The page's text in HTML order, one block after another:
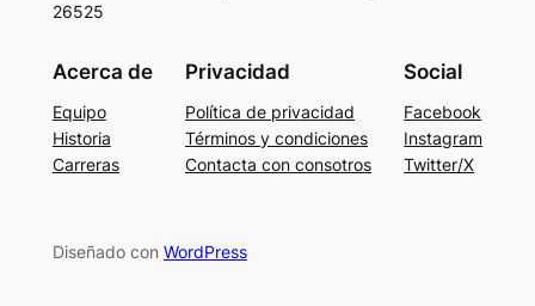
26525
Acerca de
Equipo
Historia
Carreras
Privacidad
Política de privacidad
Términos y condiciones
Contacta con consotros
Social
Facebook
Instagram
Twitter/X
Diseñado con WordPress